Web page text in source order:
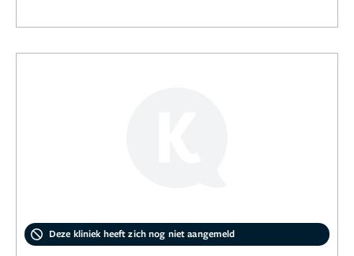
Deze kliniek heeft zich nog niet aangemeld